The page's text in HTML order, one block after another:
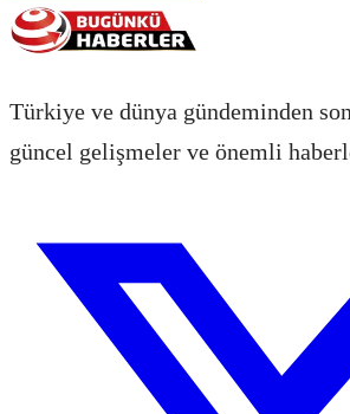
Türkiye ve dünya gündeminden
güncel gelişmeler ve önemli